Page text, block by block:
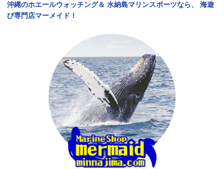
沖縄のホエールウォッチング＆ 水納島マリンスポーツなら、
海遊
び専門店マーメイド！